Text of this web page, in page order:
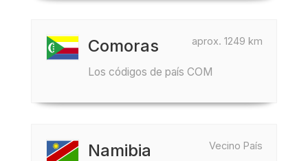
aprox. 1249 km
Comoras
Los códigos de país COM
Vecino País
Namibia